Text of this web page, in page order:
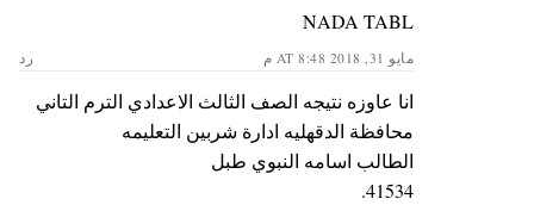
NADA TABL
مايو 31, 2018 AT 8:48 م رد
انا عاوزه نتيجه الصف الثالث الاعدادي الترم التاني
محافظة الدقهليه ادارة شربين التعليمه
الطالب اسامه النبوي طبل
41534.